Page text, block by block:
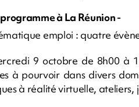
à La Réunion -
emploi : quatre
9 octobre de 8h00 à
à pourvoir dans divers
à réalité virtuelle, ateliers,